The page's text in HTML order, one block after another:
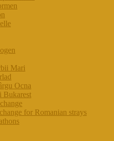
Mari
Ocna
Bukarest
for Romanian strays